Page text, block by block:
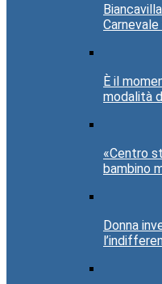
È il
modalità
«Centro
bambino
Donna